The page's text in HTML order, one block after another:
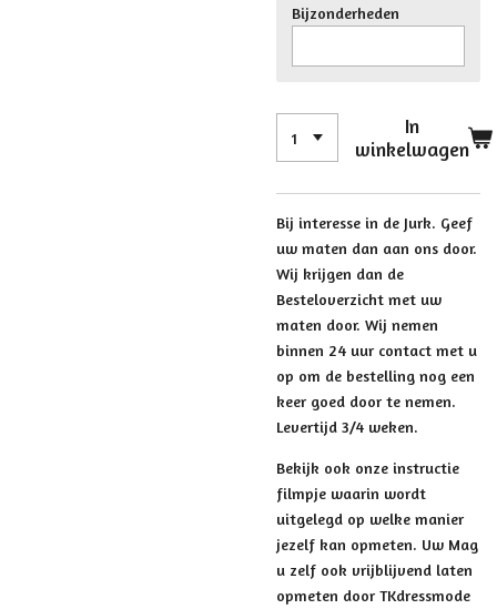
Bijzonderheden
In
winkelwagen
Bij interesse in de Jurk. Geef
uw maten dan aan ons door.
Wij krijgen dan de
Besteloverzicht met uw
maten door. Wij nemen
binnen 24 uur contact met u
op om de bestelling nog een
keer goed door te nemen.
Levertijd 3/4 weken.
Bekijk ook onze instructie
filmpje waarin wordt
uitgelegd op welke manier
jezelf kan opmeten. Uw Mag
u zelf ook vrijblijvend laten
opmeten door TKdressmode